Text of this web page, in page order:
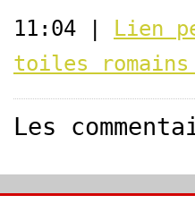
11:04 | Lien
toiles
Les